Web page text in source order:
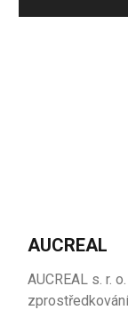
AUCREAL
AUCREAL s. r.